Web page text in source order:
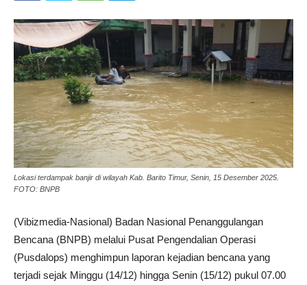
Lokasi terdampak banjir di wilayah Kab. Barito Timur, Senin, 15 Desember 2025.
FOTO: BNPB
(Vibizmedia-Nasional) Badan Nasional Penanggulangan
Bencana (BNPB) melalui Pusat Pengendalian Operasi
(Pusdalops) menghimpun laporan kejadian bencana yang
terjadi sejak Minggu (14/12) hingga Senin (15/12) pukul 07.00